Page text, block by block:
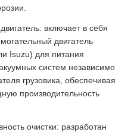
включает в себя
двигатель
Isuzu) для питания
систем независимо
грузовика, обеспечивая
производительность
очистки: разработан